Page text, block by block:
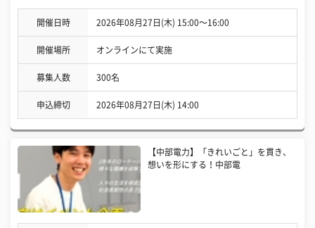
開催日時 2026年08月27日(木) 15:00〜16:00
開催場所 オンラインにて実施
募集人数 300名
申込締切 2026年08月27日(木) 14:00
【中部電力】「きれいごと」を貫き、
想いを形にする！中部電